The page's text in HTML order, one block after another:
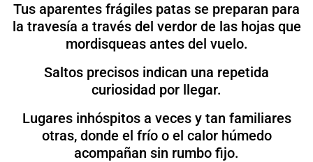
Tus aparentes frágiles patas se preparan para
la travesía a través del verdor de las hojas que
mordisqueas antes del vuelo.
Saltos precisos indican una repetida
curiosidad por llegar.
Lugares inhóspitos a veces y tan familiares
otras, donde el frío o el calor húmedo
acompañan sin rumbo fijo.